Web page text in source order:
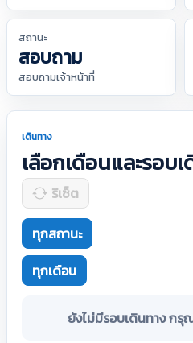
สถานะ
สอบถาม
สอบถามเจ้าหน้าที่
เดินทาง
เลือกเดือนและรอบ
รีเซ็ต
ทุกสถานะ
ทุกเดือน
ยังไม่มีรอบเดินทาง กรุ